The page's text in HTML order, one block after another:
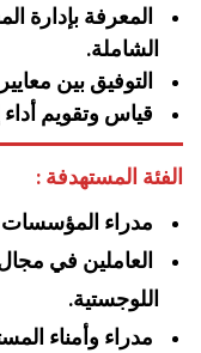
المعرفة بإدارة
الشاملة.
التوفيق بين
قياس وتقويم
الفئة المستهدفة :
مدراء
العاملين في
اللوجستية.
مدراء وأمناء